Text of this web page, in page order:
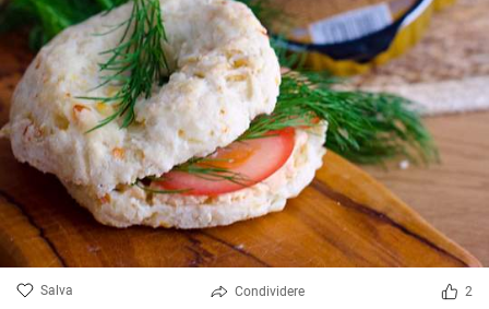
Salva Condividere 2